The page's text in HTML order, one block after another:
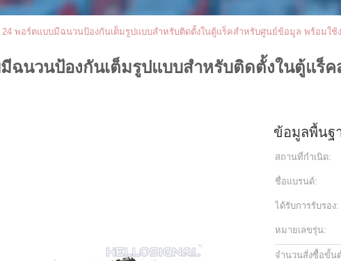
พอร์ตแบบมีฉนวนป้องกันเต็มรูปแบบสำหรับติดตั้งในตู้แร็คสำหรับศูนย์ข้อมูล พร้อมใช้ง
ฉนวนป้องกันเต็มรูปแบบสำหรับติดตั้งในตู้แร็
ข้อมูลพื้นฐ
สถานที่กำเนิด:
ชื่อแบรนด์:
ได้รับการรับรอง:
หมายเลขรุ่น:
จำนวนสั่งซื้อขั้น